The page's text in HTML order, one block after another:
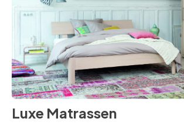
Luxe Matrassen